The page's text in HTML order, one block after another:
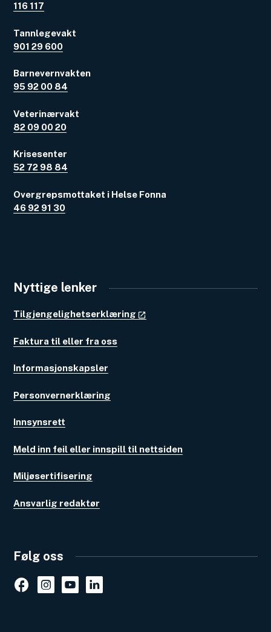
116 117
Tannlegevakt
901 29 600
Barnevernvakten
95 92 00 84
Veterinærvakt
82 09 00 20
Krisesenter
52 72 98 84
Overgrepsmottaket i Helse Fonna
46 92 91 30
Nyttige lenker
Tilgjengelighetserklæring
Faktura til eller fra oss
Informasjonskapsler
Personvernerklæring
Innsynsrett
Meld inn feil eller innspill til nettsiden
Miljøsertifisering
Ansvarlig redaktør
Følg oss
FacebookInstagramYoutubeLinkedin